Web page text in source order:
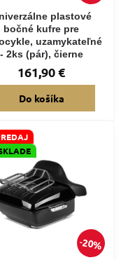
plastové
bočné kufre pre
uzamykateľné
- 2ks (pár), čierne
161,90 €
Do košíka
20%